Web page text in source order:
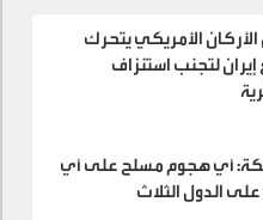
الأمريكي يتحرك
لتجنب استنزاف
أي هجوم مسلح على أي
الدول الثلاث